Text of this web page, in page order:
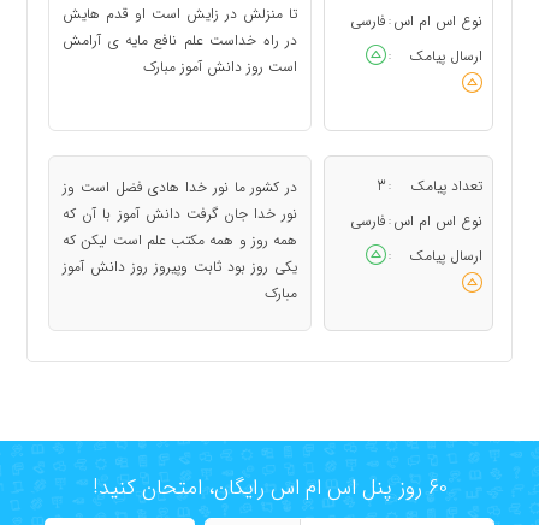
نوع اس ام اس : فارسی
ارسال پیامک
:
تا منزلش در زایش است او قدم هایش
در راه خداست علم نافع مایه ی آرامش
است روز دانش آموز مبارک
تعداد پیامک :
3
نوع اس ام اس : فارسی
ارسال پیامک
:
در کشور ما نور خدا هادی فضل است وز
نور خدا جان گرفت دانش آموز با آن که
همه روز و همه مکتب علم است لیکن که
یکی روز بود ثابت وپیروز روز دانش آموز
مبارک
60 روز پنل اس ام اس رایگان، امتحان کنید!